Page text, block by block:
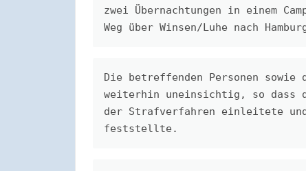
zwei Übernachtungen in einem
Weg über Winsen/Luhe nach
Die betreffenden Personen
weiterhin uneinsichtig, so dass
der Strafverfahren einleitete
feststellte.